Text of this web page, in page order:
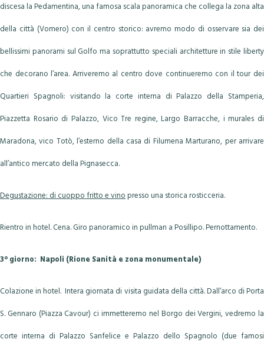
discesa la Pedamentina, una famosa scala panoramica che collega la zona alta
della città (Vomero) con il centro storico: avremo modo di osservare sia dei
bellissimi panorami sul Golfo ma soprattutto speciali architetture in stile liberty
che decorano l’area. Arriveremo al centro dove continueremo con il tour dei
Quartieri Spagnoli: visitando la corte interna di Palazzo della Stamperia,
Piazzetta Rosario di Palazzo, Vico Tre regine, Largo Barracche, i murales di
Maradona, vico Totò, l’esterno della casa di Filumena Marturano, per arrivare
all’antico mercato della Pignasecca.
Degustazione: di cuoppo fritto e vinopresso una storica rosticceria.
Rientro in hotel. Cena. Giro panoramico in pullman a Posillipo. Pernottamento.
3° giorno: Napoli (Rione Sanità e zona monumentale)
Colazione in hotel. Intera giornata di visita guidata della città. Dall’arco di Porta
S. Gennaro (Piazza Cavour) ci immetteremo nel Borgo dei Vergini, vedremo la
corte interna di Palazzo Sanfelice e Palazzo dello Spagnolo (due famosi